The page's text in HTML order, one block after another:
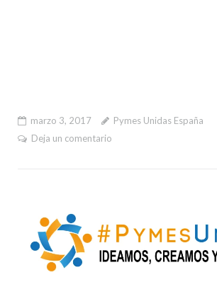
marzo 3, 2017
Pymes Unidas España
Deja un comentario